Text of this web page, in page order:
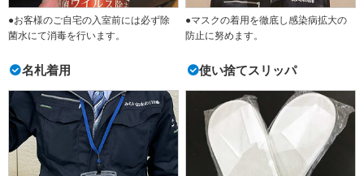
●お客様のご自宅の入室前には必ず除
菌水にて消毒を行います。
●マスクの着用を徹底し感染病拡大の
防止に努めます。
名札着用 使い捨てスリッパ